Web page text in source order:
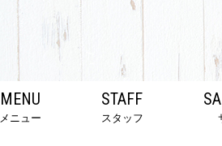
MENU
メニュー
STAFF
スタッフ